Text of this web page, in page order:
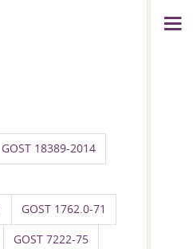
GOST 18389-2014
GOST 1762.0-71
GOST 7222-75